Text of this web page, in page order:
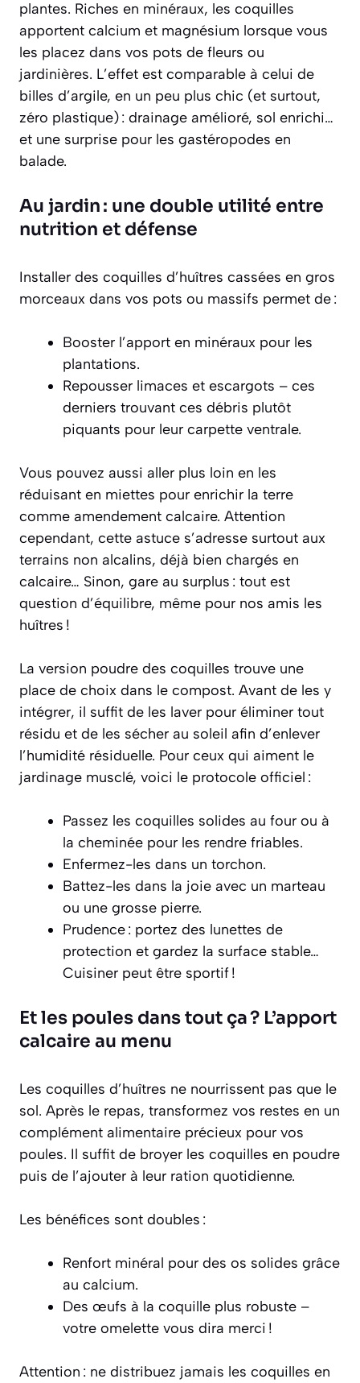
plantes. Riches en minéraux, les coquilles
apportent calcium et magnésium lorsque vous
les placez dans vos pots de fleurs ou
jardinières. L’effet est comparable à celui de
billes d’argile, en un peu plus chic (et surtout,
zéro plastique) : drainage amélioré, sol enrichi…
et une surprise pour les gastéropodes en
balade.
Au jardin : une double utilité entre
nutrition et défense
Installer des coquilles d’huîtres cassées en gros
morceaux dans vos pots ou massifs permet de :
Booster l’apport en minéraux pour les
plantations.
Repousser limaces et escargots – ces
derniers trouvant ces débris plutôt
piquants pour leur carpette ventrale.
Vous pouvez aussi aller plus loin en les
réduisant en miettes pour enrichir la terre
comme amendement calcaire. Attention
cependant, cette astuce s’adresse surtout aux
terrains non alcalins, déjà bien chargés en
calcaire… Sinon, gare au surplus : tout est
question d’équilibre, même pour nos amis les
huîtres !
La version poudre des coquilles trouve une
place de choix dans le compost. Avant de les y
intégrer, il suffit de les laver pour éliminer tout
résidu et de les sécher au soleil afin d’enlever
l’humidité résiduelle. Pour ceux qui aiment le
jardinage musclé, voici le protocole officiel :
Passez les coquilles solides au four ou à
la cheminée pour les rendre friables.
Enfermez-les dans un torchon.
Battez-les dans la joie avec un marteau
ou une grosse pierre.
Prudence : portez des lunettes de
protection et gardez la surface stable…
Cuisiner peut être sportif !
Et les poules dans tout ça ? L’apport
calcaire au menu
Les coquilles d’huîtres ne nourrissent pas que le
sol. Après le repas, transformez vos restes en un
complément alimentaire précieux pour vos
poules. Il suffit de broyer les coquilles en poudre
puis de l’ajouter à leur ration quotidienne.
Les bénéfices sont doubles :
Renfort minéral pour des os solides grâce
au calcium.
Des œufs à la coquille plus robuste –
votre omelette vous dira merci !
Attention : ne distribuez jamais les coquilles en